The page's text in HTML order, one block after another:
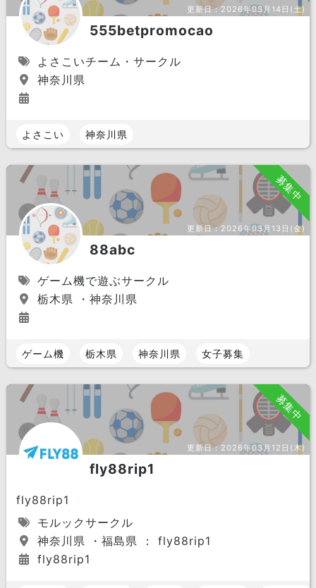
更新日： 2026年03月14日(土)
555betpromocao
よさこいチーム・サークル
神奈川県
よさこい 神奈川県
募集中
更新日： 2026年03月13日(金)
88abc
ゲーム機で遊ぶサークル
栃木県 ・神奈川県
ゲーム機 栃木県 神奈川県 女子募集
募集中
更新日： 2026年03月12日(木)
fly88rip1
fly88rip1
モルックサークル
神奈川県 ・福島県 ： fly88rip1
fly88rip1